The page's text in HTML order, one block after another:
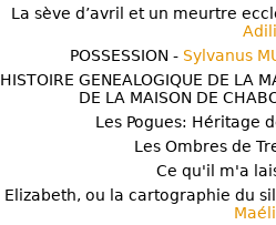
La sève d’avril et un meurtre
Adili
POSSESSION - Sylvanus
HISTOIRE GENEALOGIQUE DE LA
DE LA MAISON DE
Les Pogues: Héritage
Les Ombres de
Ce qu'il m'a
Elizabeth, ou la cartographie du